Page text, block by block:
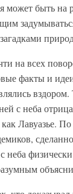
может быть
на всех
факты и
с неба
Лавуазье.
неба